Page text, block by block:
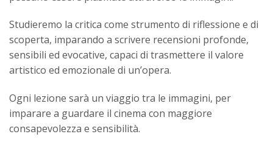
Studieremo la critica come strumento di riflessione e di
scoperta, imparando a scrivere recensioni profonde,
sensibili ed evocative, capaci di trasmettere il valore
artistico ed emozionale di un’opera.
Ogni lezione sarà un viaggio tra le immagini, per
imparare a guardare il cinema con maggiore
consapevolezza e sensibilità.